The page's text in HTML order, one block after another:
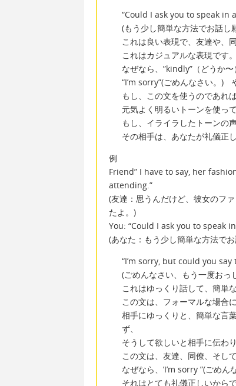
“Could I ask you to speak in
(もう少し簡単な方法でお話し
これは良い表現で、友達や、
これはカジュアルな表現です。
なぜなら、”kindly”（どうか〜
“I’m sorry”(ごめんなさい。)
もし、この文を使うのであれば
元気よく明るいトーンを使って
もし、イライラしたトーンの
その相手は、あなたが礼儀正
例
Friend” I have to say, her
attending.”
(友達：思うんだけど、彼女のフ
たよ。)
You: “Could I ask you to speak
(あなた：もう少し簡単な方法で
“I’m sorry, but could you
(ごめんなさい、もう一度おっ
これはゆっくり話して、簡単
この文は、フォーマルな場合
相手にゆっくりと、簡単な言
ず、
そうして欲しいと相手に伝わり
この文は、友達、同僚、そし
なぜなら、’I’m sorry ”(ごめん
それはとても礼儀正しいからで